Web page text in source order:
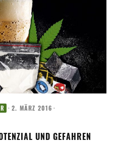
· 2. MÄRZ 2016 ·
UND GEFAHREN